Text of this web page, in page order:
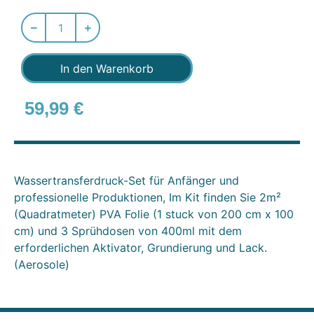
In den Warenkorb
59,99 €
Wassertransferdruck-Set für Anfänger und
professionelle Produktionen, Im Kit finden Sie 2m²
(Quadratmeter) PVA Folie (1 stuck von 200 cm x 100
cm) und 3 Sprühdosen von 400ml mit dem
erforderlichen Aktivator, Grundierung und Lack.
(Aerosole)